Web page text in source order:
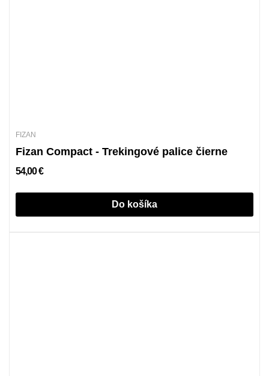
FIZAN
Fizan Compact - Trekingové palice čierne
54,00 €
Do košíka